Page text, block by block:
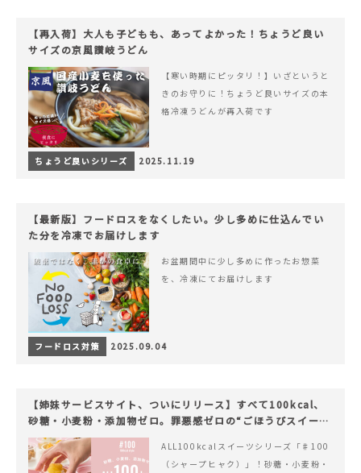
【再入荷】大人も子どもも、あってよかった！ちょうど良い
サイズの京風讃岐うどん
【寒い時期にピッタリ！】いざというと
きのお守りに！ちょうど良いサイズの本
格冷凍うどんが再入荷です
ちょうど良いシリーズ 2025.11.19
【最新版】フードロスをなくしたい。少し多めに仕込んでい
た分を冷凍でお届けします
お盆期間中に少し多めに作ったお惣菜
を、冷凍にてお届けします
フードロス対策 2025.09.04
【姉妹サービスサイト、ついにリリース】すべて100kcal、
砂糖・小麦粉・添加物ゼロ。罪悪感ゼロの“ごほうびスイー
ツ”『#100（シャープ100）』
ALL100kcalスイーツシリーズ「♯100
（シャープヒャク）」！砂糖・小麦粉・